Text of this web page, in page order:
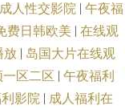
人性交影院 | 午夜福
费日韩欧美 | 在线观
放 | 岛国大片在线观
区二区 | 午夜福利
影院 | 成人福利在